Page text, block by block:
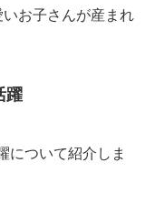
お子さんが産まれ
躍
について紹介しま